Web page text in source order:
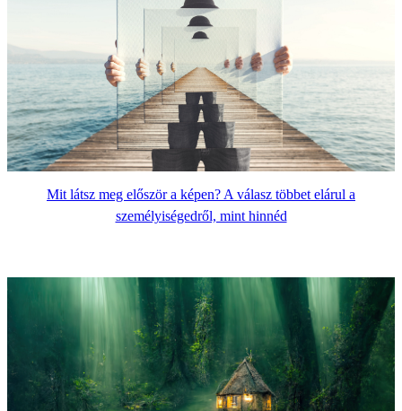
Mit látsz meg először a képen? A válasz többet elárul a
személyiségedről, mint hinnéd